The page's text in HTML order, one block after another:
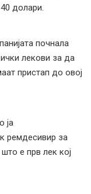
долари.
почнала
лекови за да
пристап до овој
ја
ремдесивир за
е прв лек кој